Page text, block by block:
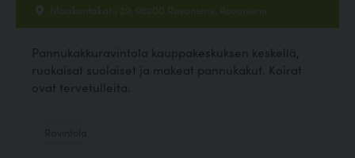
Maakuntakatu 29, 96200 Rovaniemi, Rovaniemi
Pannukakkuravintola kauppakeskuksen keskellä,
ruokaisat suolaiset ja makeat pannukakut. Koirat
ovat tervetulleita.